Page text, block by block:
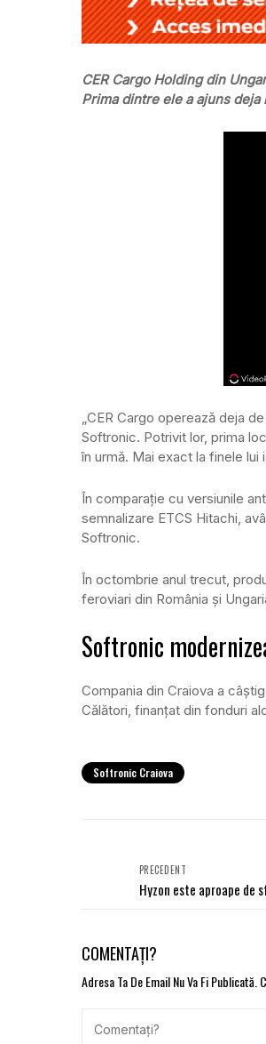
CER Cargo Holding din
Prima dintre ele a ajuns
„CER Cargo operează deja
Softronic. Potrivit lor, prima
în urmă. Mai exact la finele lui
În comparație cu versiunile
semnalizare ETCS Hitachi,
Softronic.
În octombrie anul trecut,
feroviari din România și
Softronic
Compania din Craiova a
Călători, finanțat din fonduri
Softronic Craiova
PRECEDENT
Hyzon este aproape de
COMENTAȚI?
Adresa Ta De Email Nu Va Fi Publicată.